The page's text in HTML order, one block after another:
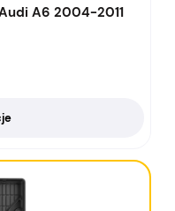
A6 2004-2011